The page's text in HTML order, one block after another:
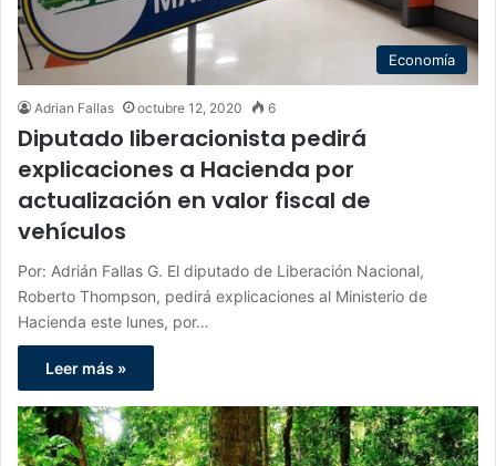
Economía
Adrian Fallas octubre 12, 2020 6
Diputado liberacionista pedirá
explicaciones a Hacienda por
actualización en valor fiscal de
vehículos
Por: Adrián Fallas G. El diputado de Liberación Nacional,
Roberto Thompson, pedirá explicaciones al Ministerio de
Hacienda este lunes, por…
Leer más »